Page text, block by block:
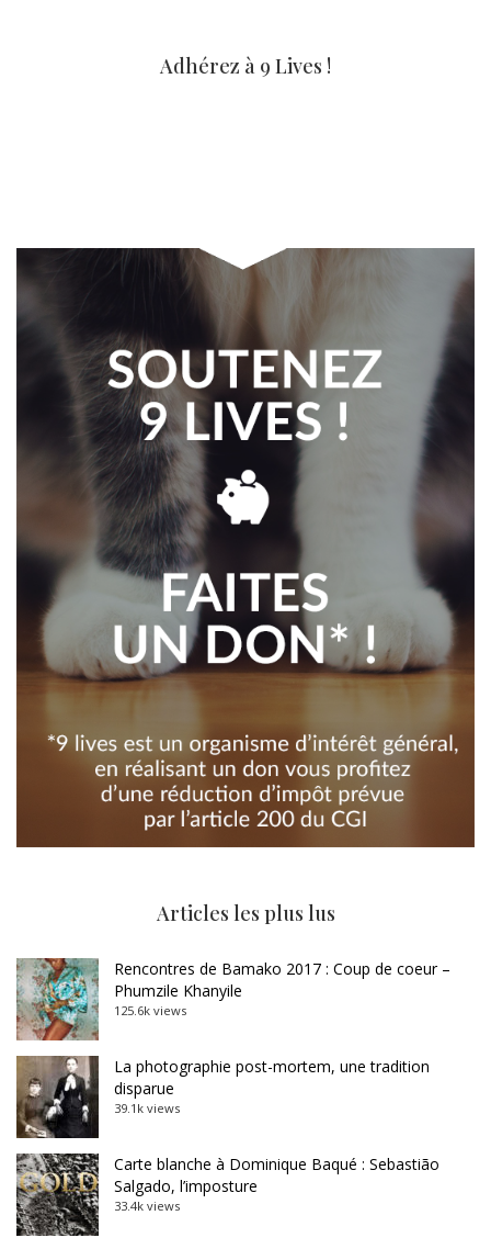
Adhérez à 9 Lives !
Articles les plus lus
Rencontres de Bamako 2017 : Coup de coeur –
Phumzile Khanyile
125.6k views
La photographie post-mortem, une tradition
disparue
39.1k views
Carte blanche à Dominique Baqué : Sebastião
Salgado, l’imposture
33.4k views